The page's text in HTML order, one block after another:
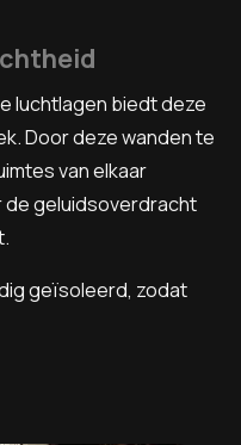
luchtlagen biedt deze
Door deze wanden te
van elkaar
geluidsoverdracht
geïsoleerd, zodat